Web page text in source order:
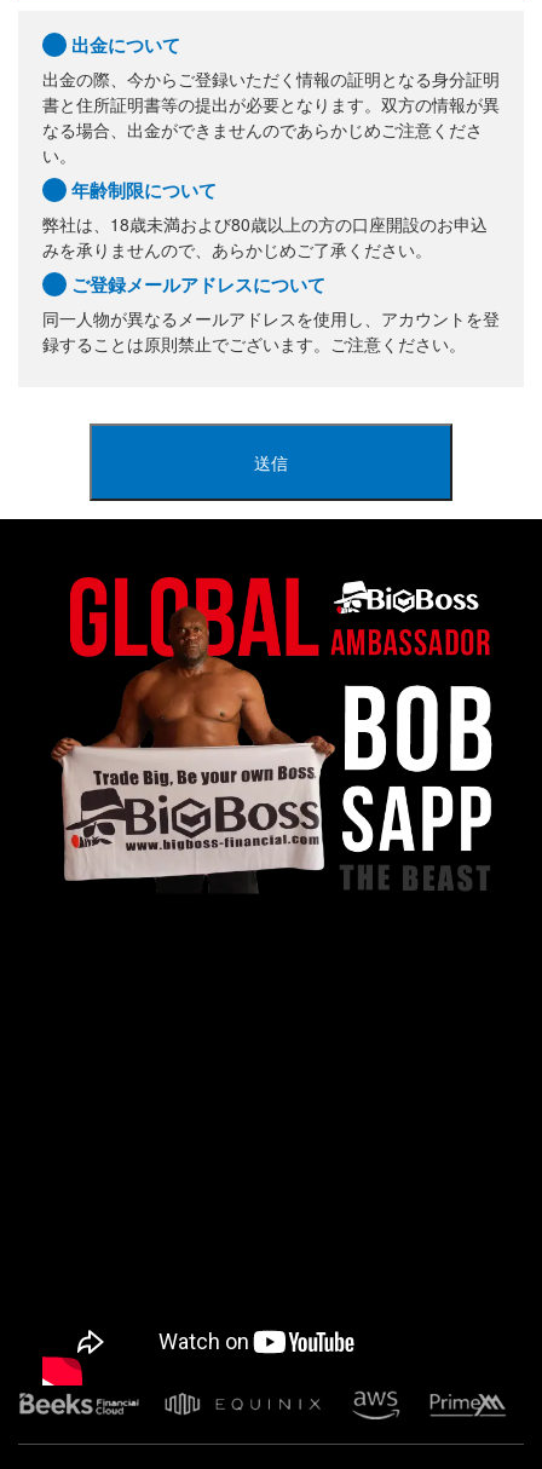
出金について
出金の際、今からご登録いただく情報の証明となる身分証明
書と住所証明書等の提出が必要となります。双方の情報が異
なる場合、出金ができませんのであらかじめご注意くださ
い。
年齢制限について
弊社は、18歳未満および80歳以上の方の口座開設のお申込
みを承りませんので、あらかじめご了承ください。
ご登録メールアドレスについて
同一人物が異なるメールアドレスを使用し、アカウントを登
録することは原則禁止でございます。ご注意ください。
送信